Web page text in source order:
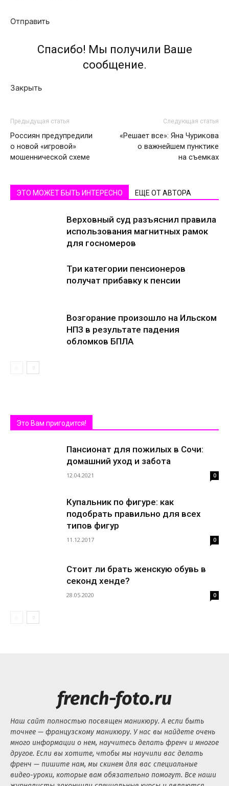
Отправить
Спасибо! Мы получили Ваше
сообщение.
Закрыть
Предыдущая статья
Россиян предупредили
о новой «игровой»
мошеннической схеме
Следующая статья
«Решает все»: Яна Чурикова
о важнейшем пунктике
на съемках
ЭТО МОЖЕТ БЫТЬ ИНТЕРЕСНО ЕЩЕ ОТ АВТОРА
Верховный суд разъяснил правила
использования магнитных рамок
для госномеров
Три категории пенсионеров
получат прибавку к пенсии
Возгорание произошло на Ильском
НПЗ в результате падения
обломков БПЛА
Это Вам пригодится!
Пансионат для пожилых в Сочи:
домашний уход и забота
12.04.2021 0
Купальник по фигуре: как
подобрать правильно для всех
типов фигур
11.12.2017 0
Стоит ли брать женскую обувь в
секонд хенде?
28.05.2020 0
french-foto.ru
Наш сайт полностью посвящен маникюру. А если быть
точнее — французскому маникюру. У нас вы найдете очень
много информации о нем, научитесь делать френч и многое
другое. Если вы хотите, чтобы мы научили вас делать
френч — пишите нам, мы скинем для вас специальные
видео-уроки, которые вам обязательно помогут. Все наши